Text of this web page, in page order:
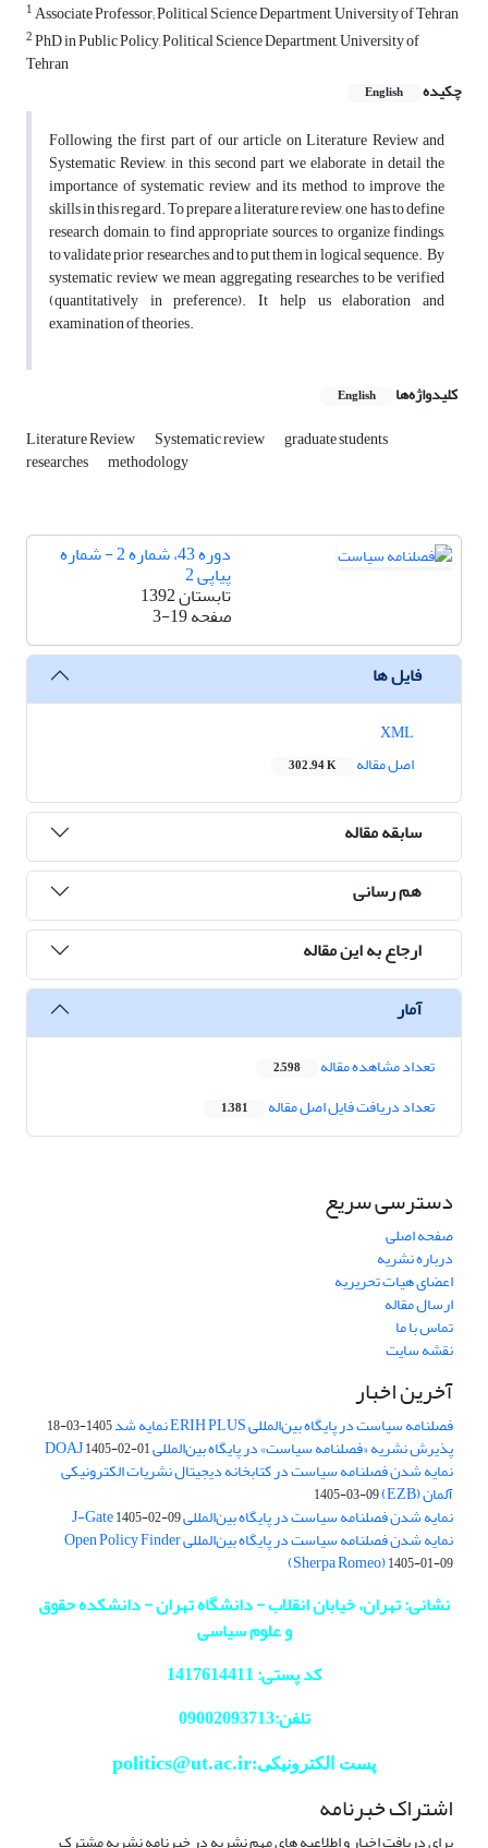
1Associate Professor; Political Science Department, University of Tehran
2PhD in Public Policy, Political Science Department, University of
Tehran
چکیده
English
Following the first part of our article on Literature Review and
Systematic Review, in this second part we elaborate in detail the
importance of systematic review and its method to improve the
skills in this regard. To prepare a literature review, one has to define
research domain, to find appropriate sources, to organize findings,
to validate prior researches, and to put them in logical sequence. By
systematic review we mean aggregating researches to be verified
(quantitatively in preference). It help us elaboration and
examination of theories.
کلیدواژه‌ها English
Literature Review Systematic review graduate students
researches methodology
دوره 43، شماره 2 - شماره
پیاپی 2
تابستان 1392
صفحه3-19
فایل ها
اصل مقاله
302.94 K
سابقه مقاله
هم رسانی
ارجاع به این مقاله
آمار
تعداد مشاهده مقاله 2,598
تعداد دریافت فایل اصل مقاله 1,381
دسترسی سریع
صفحه اصلی
درباره نشریه
اعضای هیات تحریریه
ارسال مقاله
تماس با ما
نقشه سایت
آخرین اخبار
فصلنامه سیاست در پایگاه بین‌المللی ERIH PLUS نمایه شد 1405-03-18
پذیرش نشریه «فصلنامه سیاست» در پایگاه بین‌المللی DOAJ1405-02-01
نمایه شدن فصلنامه سیاست در کتابخانه دیجیتال نشریات الکترونیکی
آلمان (EZB) 1405-03-09
نمایه شدن فصلنامه سیاست در پایگاه بین‌المللی J-Gate1405-02-09
نمایه شدن فصلنامه سیاست در پایگاه بین‌المللی Open Policy Finder
(Sherpa Romeo)1405-01-09
نشانی: تهران، خیابان انقلاب - دانشگاه تهران - دانشکده حقوق
و علوم سیاسی
کد پستی: 1417614411
تلفن:09002093713
پست الکترونیکی:politics@ut.ac.ir
اشتراک خبرنامه